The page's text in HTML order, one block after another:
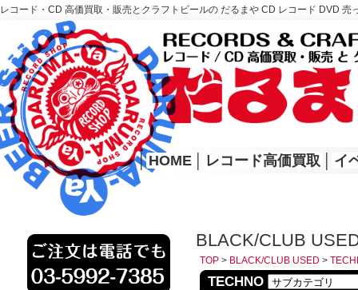
レコード・CD 高価買取・販売とクラフトビールの だるまや CD レコード DVD
レコード高価買取はこちら
HOME
│ HOME レコード高価買取 イ
BLACK/CLUB
TOP > BLACK/CLUB USED >
TECHNO